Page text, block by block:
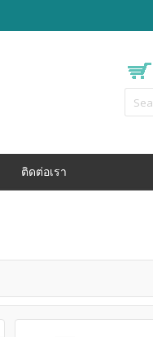
ติดต่อเรา